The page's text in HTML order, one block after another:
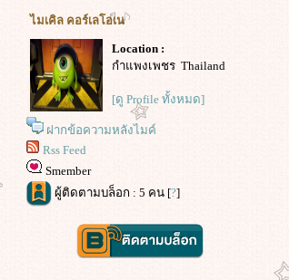
ไมเคิล คอร์เลโอเน
Location :
กำแพงเพชร Thailand
[ดู Profile ทั้งหมด]
ฝากข้อความหลังไมค์
Rss Feed
Smember
ผู้ติดตามบล็อก : 5 คน [?]